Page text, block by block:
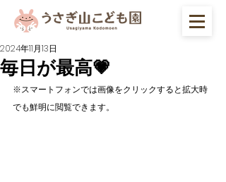
毎日が最高💗
2024年11月13日
※スマートフォンでは画像をクリックすると拡大時
でも鮮明に閲覧できます。